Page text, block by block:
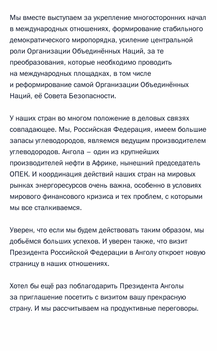
Мы вместе выступаем за укрепление многосторонних начал
в международных отношениях, формирование стабильного
демократического миропорядка, усиление центральной
роли Организации Объединённых Наций, за те
преобразования, которые необходимо проводить
на международных площадках, в том числе
и реформирование самой Организации Объединённых
Наций, её Совета Безопасности.
У наших стран во многом положение в деловых связях
совпадающее. Мы, Российская Федерация, имеем большие
запасы углеводородов, являемся ведущим производителем
углеводородов. Ангола – один из крупнейших
производителей нефти в Африке, нынешний председатель
ОПЕК. И координация действий наших стран на мировых
рынках энергоресурсов очень важна, особенно в условиях
мирового финансового кризиса и тех проблем, с которыми
мы все сталкиваемся.
Уверен, что если мы будем действовать таким образом, мы
добьёмся больших успехов. И уверен также, что визит
Президента Российской Федерации в Анголу откроет новую
страницу в наших отношениях.
Хотел бы ещё раз поблагодарить Президента Анголы
за приглашение посетить с визитом вашу прекрасную
страну. И мы рассчитываем на продуктивные переговоры.